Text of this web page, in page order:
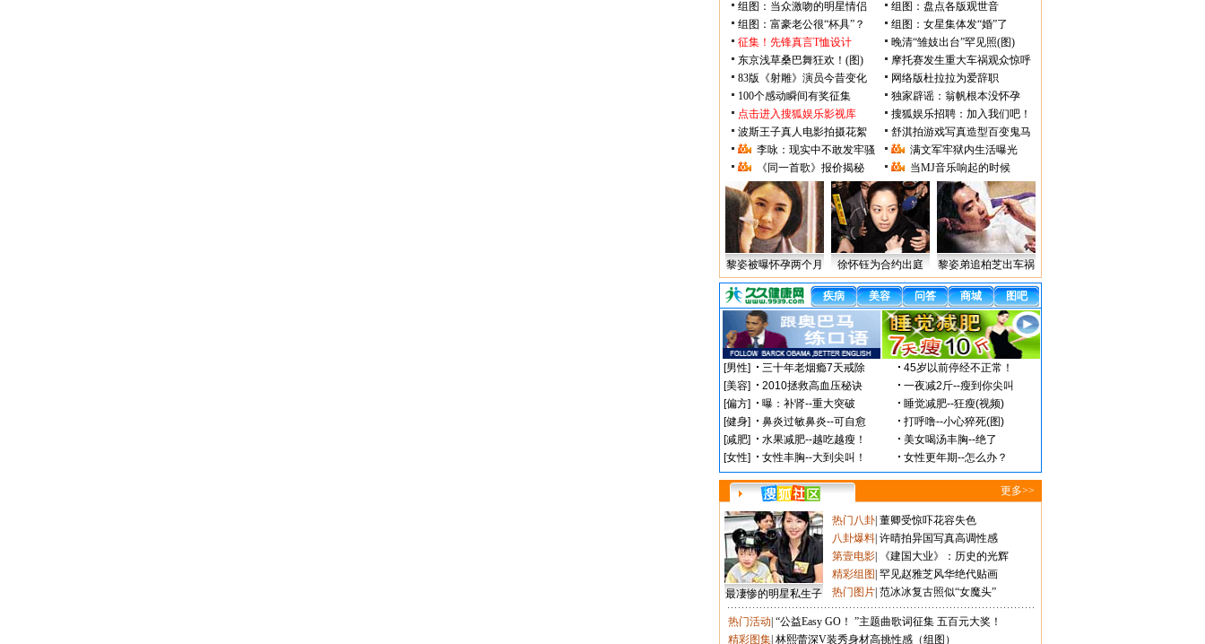
组图：当众激吻的明星情侣
组图：盘点各版观世音
组图：富豪老公很“杯具”？
组图：女星集体发“婚”了
征集！先锋真言T恤设计
晚清“雏妓出台”罕见照(图)
东京浅草桑巴舞狂欢！(图)
摩托赛发生重大车祸观众惊呼
83版《射雕》演员今昔变化
网络版杜拉拉为爱辞职
100个感动瞬间有奖征集
独家辟谣：翁帆根本没怀孕
点击进入搜狐娱乐影视库
搜狐娱乐招聘：加入我们吧！
波斯王子真人电影拍摄花絮
舒淇拍游戏写真造型百变鬼马
李咏：现实中不敢发牢骚
满文军牢狱内生活曝光
《同一首歌》报价揭秘
当MJ音乐响起的时候
黎姿被曝怀孕两个月 徐怀钰为合约出庭 黎姿弟追柏芝出车祸
更多>>
最凄惨的明星私生子
热门八卦 董卿受惊吓花容失色
八卦爆料 许晴拍异国写真高调性感
第壹电影
《建国大业》：历史的光辉
精彩组图 罕见赵雅芝风华绝代贴画
热门图片 范冰冰复古照似“女魔头”
热门活动 “公益Easy GO！ ”主题曲歌词征集 五百元大奖！
精彩图集 林熙蕾深V装秀身材高挑性感（组图）